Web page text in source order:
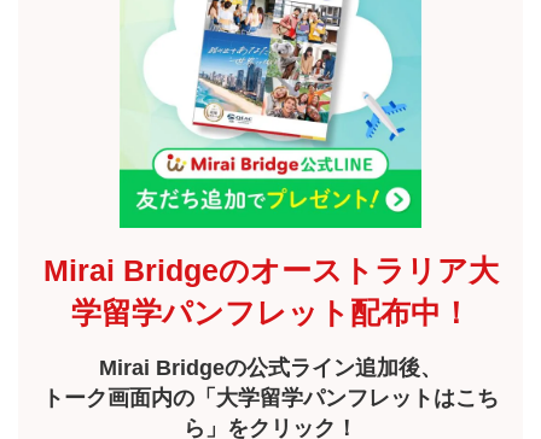
Mirai Bridgeのオーストラリア大
学留学パンフレット配布中！
Mirai Bridgeの公式ライン追加後、
トーク画面内の「大学留学パンフレットはこち
ら」をクリック！